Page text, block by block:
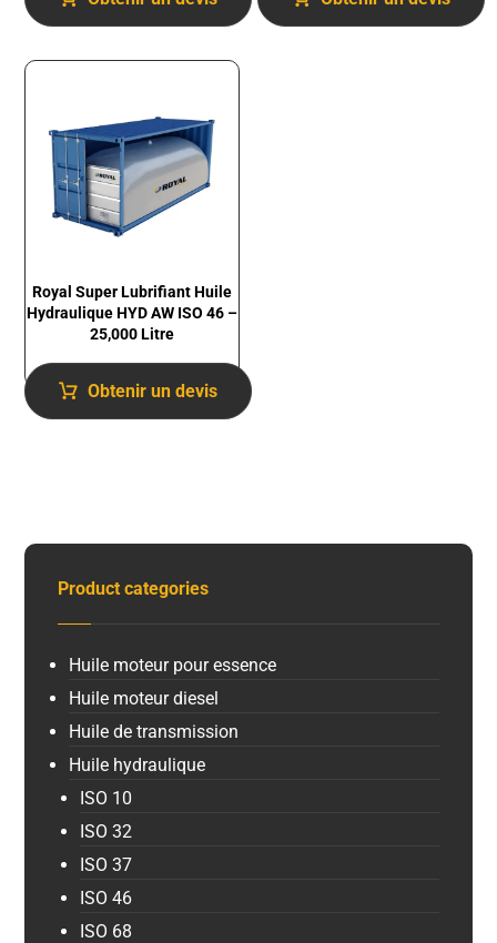
Royal Super Lubrifiant Huile
Hydraulique HYD AW ISO 46 –
25,000 Litre
Obtenir un devis
Product categories
Huile moteur pour essence
Huile moteur diesel
Huile de transmission
Huile hydraulique
ISO 10
ISO 32
ISO 37
ISO 46
ISO 68